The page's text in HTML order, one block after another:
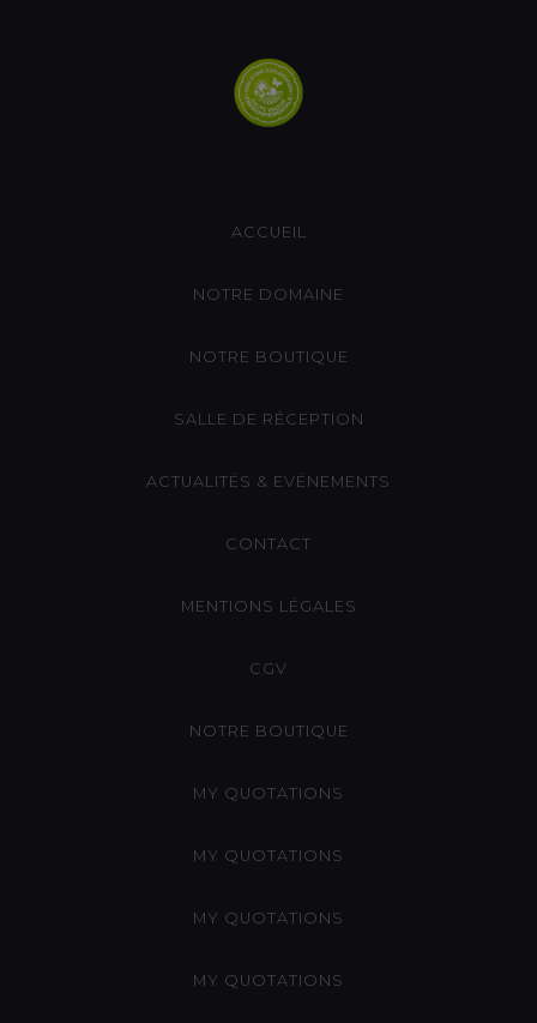
ACCUEIL
NOTRE DOMAINE
NOTRE BOUTIQUE
SALLE DE RÉCEPTION
ACTUALITÉS & EVÉNEMENTS
CONTACT
MENTIONS LÉGALES
CGV
NOTRE BOUTIQUE
MY QUOTATIONS
MY QUOTATIONS
MY QUOTATIONS
MY QUOTATIONS